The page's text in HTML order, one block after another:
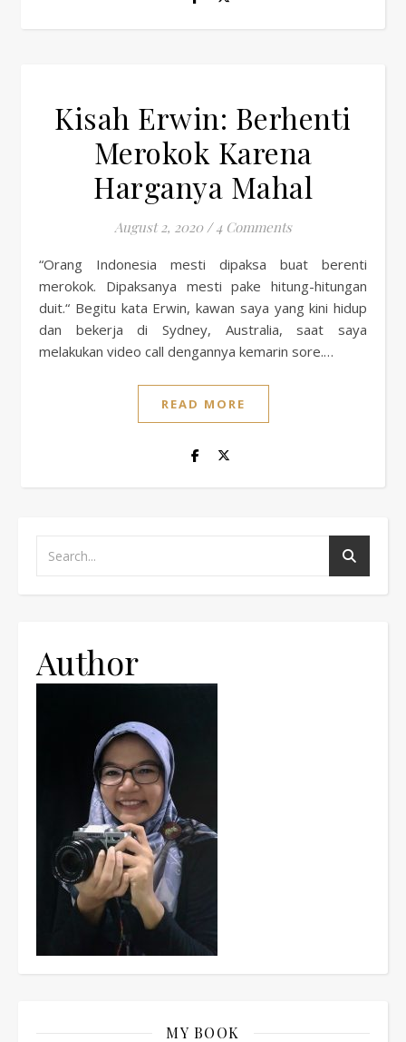
Kisah Erwin: Berhenti
Merokok Karena
Harganya Mahal
August 2, 2020 / 4 Comments
“Orang Indonesia mesti dipaksa buat berenti
merokok. Dipaksanya mesti pake hitung-hitungan
duit.“ Begitu kata Erwin, kawan saya yang kini hidup
dan bekerja di Sydney, Australia, saat saya
melakukan video call dengannya kemarin sore.…
READ MORE
Author
MY BOOK